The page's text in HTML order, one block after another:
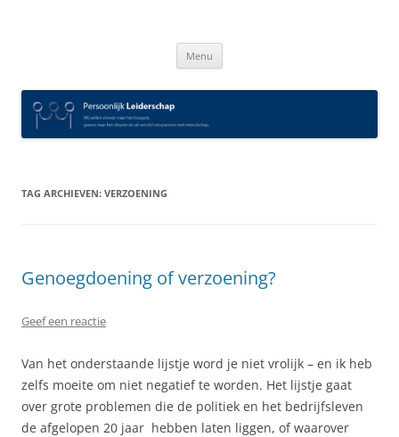
Menu
TAG ARCHIEVEN: VERZOENING
Genoegdoening of verzoening?
Geef een reactie
Van het onderstaande lijstje word je niet vrolijk – en ik heb
zelfs moeite om niet negatief te worden. Het lijstje gaat
over grote problemen die de politiek en het bedrijfsleven
de afgelopen 20 jaar hebben laten liggen, of waarover